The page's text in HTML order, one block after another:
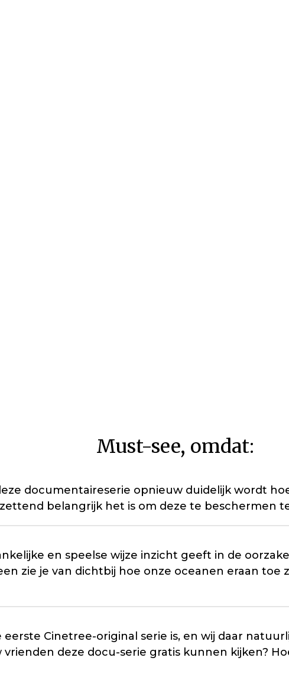
Must-see, omdat:
documentaireserie opnieuw duidelijk wordt
belangrijk het is om deze te beschermen
en speelse wijze inzicht geeft in de
zie je van dichtbij hoe onze oceanen eraan toe
Cinetree-original serie is, en wij daar
deze docu-serie gratis kunnen kijken?